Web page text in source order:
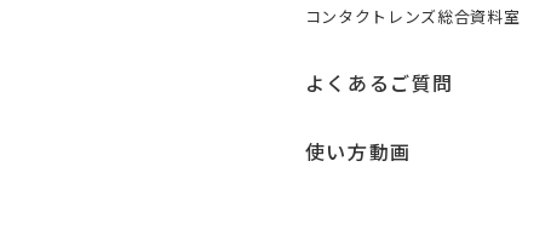
コンタクトレンズ総合資料室
よくあるご質問
使い方動画